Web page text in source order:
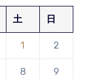
土 日
1 2
8 9